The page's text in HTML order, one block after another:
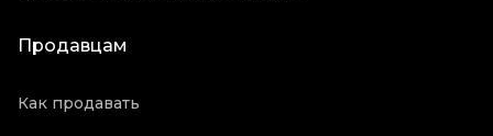
Продавцам
Как продавать